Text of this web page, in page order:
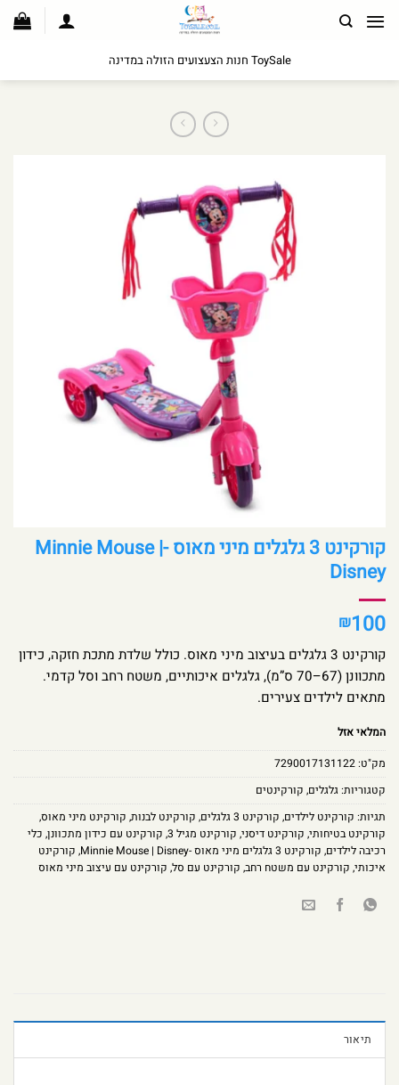
לתוכן
ToySale חנות הצעצועים הזולה במדינה
קורקינט 3 גלגלים מיני מאוס -Minnie Mouse |
Disney
₪100
קורקינט 3 גלגלים בעיצוב מיני מאוס. כולל שלדת מתכת חזקה, כידון
מתכוונן (67–70 ס”מ), גלגלים איכותיים, משטח רחב וסל קדמי.
מתאים לילדים צעירים.
המלאי אזל
מק"ט:7290017131122
קטגוריות:גלגלים, קורקינטים
תגיות: קורקינט לילדים, קורקינט 3 גלגלים , קורקינט לבנות, קורקינט מיני מאוס,
קורקינט בטיחותי, קורקינט דיסני, קורקינט מגיל 3 , קורקינט עם כידון מתכוונן, כלי
רכיבה לילדים, קורקינט 3 גלגלים מיני מאוס -Minnie Mouse | Disney , קורקינט
איכותי, קורקינט עם משטח רחב, קורקינט עם סל, קורקינט עם עיצוב מיני מאוס
תיאור